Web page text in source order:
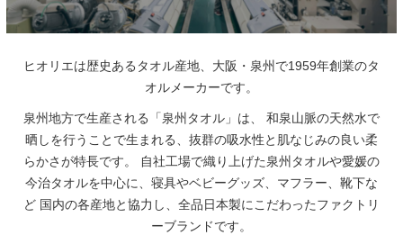
ヒオリエは歴史あるタオル産地、大阪・泉州で1959年創業のタ
オルメーカーです。
泉州地方で生産される「泉州タオル」は、
和泉山脈の天然水で
晒しを行うことで生まれる、抜群の吸水性と肌なじみの良い柔
らかさが特長です。
自社工場で織り上げた泉州タオルや愛媛の
今治タオルを中心に、寝具やベビーグッズ、マフラー、靴下な
ど 国内の各産地と協力し、全品日本製にこだわったファクトリ
ーブランドです。